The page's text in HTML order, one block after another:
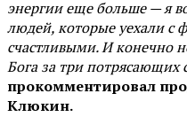
энергии еще больше — я
людей, которые уехали с
счастливыми. И конечно
Бога за три потрясающих
прокомментировал
Клюкин.